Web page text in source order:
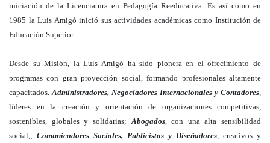
iniciación de la Licenciatura en Pedagogía Reeducativa. Es así como en
1985 la Luis Amigó inició sus actividades académicas como Institución de
Educación Superior.
Desde su Misión, la Luis Amigó ha sido pionera en el ofrecimiento de
programas con gran proyección social, formando profesionales altamente
capacitados. Administradores, Negociadores Internacionales y Contadores
líderes en la creación y orientación de organizaciones competitivas,
sostenibles, globales y solidarias; Abogados, con una alta sensibilidad
social,; Comunicadores Sociales, Publicistas y Diseñadores , creativos y